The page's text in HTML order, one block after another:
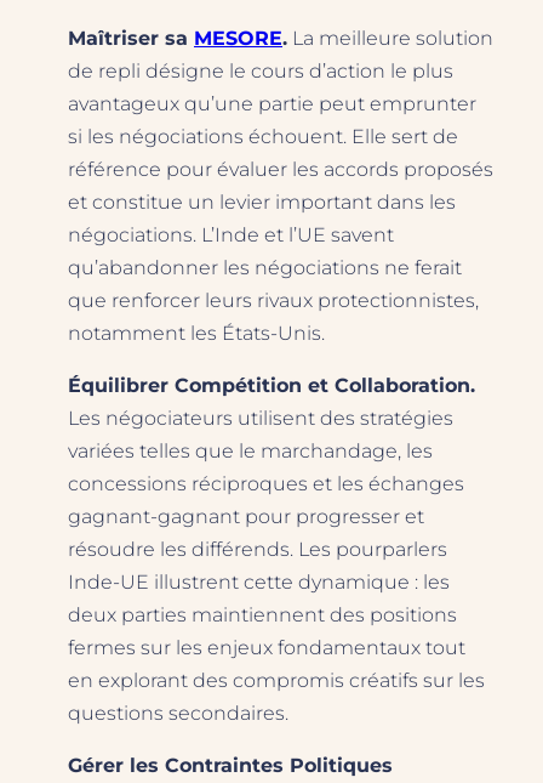
Maîtriser sa MESORE. La meilleure solution
de repli désigne le cours d’action le plus
avantageux qu’une partie peut emprunter
si les négociations échouent. Elle sert de
référence pour évaluer les accords proposés
et constitue un levier important dans les
négociations. L’Inde et l’UE savent
qu’abandonner les négociations ne ferait
que renforcer leurs rivaux protectionnistes,
notamment les États-Unis.
Équilibrer Compétition et Collaboration.
Les négociateurs utilisent des stratégies
variées telles que le marchandage, les
concessions réciproques et les échanges
gagnant-gagnant pour progresser et
résoudre les différends. Les pourparlers
Inde-UE illustrent cette dynamique : les
deux parties maintiennent des positions
fermes sur les enjeux fondamentaux tout
en explorant des compromis créatifs sur les
questions secondaires.
Gérer les Contraintes Politiques